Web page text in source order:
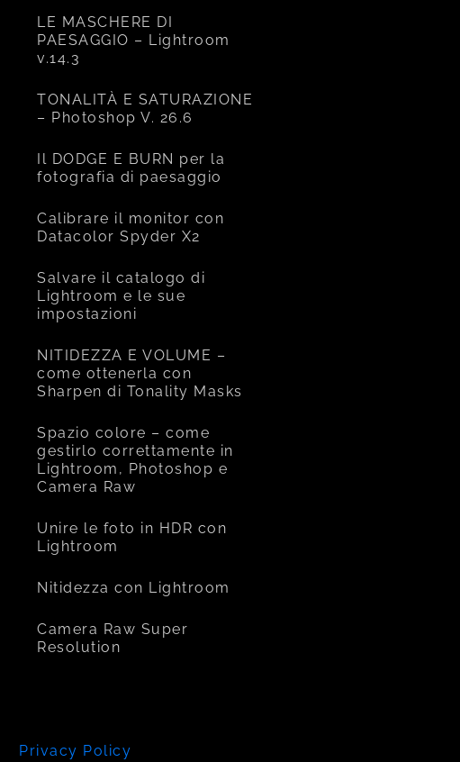
LE MASCHERE DI
PAESAGGIO – Lightroom
v.14.3
TONALITÀ E SATURAZIONE
– Photoshop V. 26.6
Il DODGE E BURN per la
fotografia di paesaggio
Calibrare il monitor con
Datacolor Spyder X2
Salvare il catalogo di
Lightroom e le sue
impostazioni
NITIDEZZA E VOLUME –
come ottenerla con
Sharpen di Tonality Masks
Spazio colore – come
gestirlo correttamente in
Lightroom, Photoshop e
Camera Raw
Unire le foto in HDR con
Lightroom
Nitidezza con Lightroom
Camera Raw Super
Resolution
Privacy Policy